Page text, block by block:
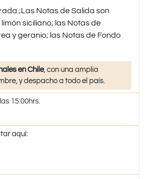
Notas de Salida son
siciliano; las Notas de
y geranio; las Notas de Fondo
en Chile, con una amplia
y despacho a todo el país.
15:00hrs.
aquí: